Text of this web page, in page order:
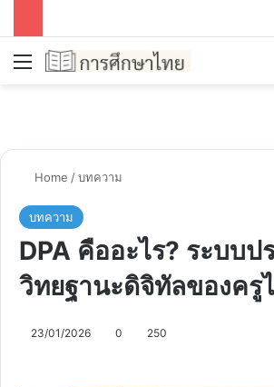
Menu
Home /บทความ
บทความ
DPA คืออะไร? ระบบป
วิทยฐานะดิจิทัลของครู
23/01/2026 0 250